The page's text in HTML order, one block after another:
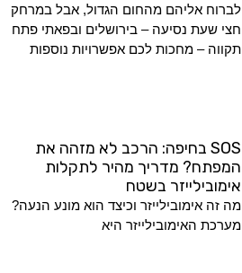
לברוח אליהם מהחום הגדול, אבל במרחק
חצי שעת נסיעה – בירושלים ובפאתי פתח
תקווה – מחכות לכם אפשרויות נוספות
SOS בחיפה: הרכב לא מזהה את
המפתח? מדריך מהיר לתקלות
אימובילייזר בשטח
מה זה אימובילייזר וכיצד הוא מונע הנעה?
מערכת האימובילייזר היא